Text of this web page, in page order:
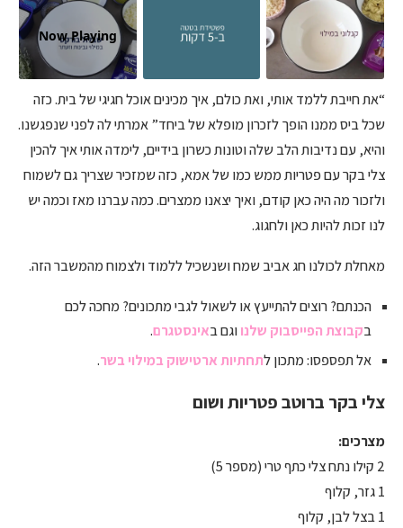
Now Playing
“את חייבת ללמד אותי, ואת כולם, איך מכינים אוכל חגיגי של בית. כזה
שכל ביס ממנו הופך לזכרון מופלא של ביחד” אמרתי לה לפני שנפגשנו.
והיא, עם נדיבות הלב שלה וטונות כשרון בידיים, לימדה אותי איך להכין
צלי בקר עם פטריות ממש כמו של אמא, כזה שמזכיר שצריך גם לשמוח
ולזכור מה היה כאן קודם, ואיך יצאנו ממצרים. כמה עברנו מאז וכמה יש
לנו זכות להיות כאן ולחגוג.
מאחלת לכולנו חג אביב שמח ושנשכיל ללמוד ולצמוח מהמשבר הזה.
הכנתם? רוצים להתייעץ או לשאול לגבי מתכונים? מחכה לכם
בקבוצת הפייסבוק שלנווגם באינסטגרם.
אל תפספסו: מתכון לתחתיות ארטישוק במילוי בשר.
צלי בקר ברוטב פטריות ושום
מצרכים:
2 קילו נתח צלי כתף טרי (מספר 5)
1 גזר, קלוף
1 בצל לבן, קלוף